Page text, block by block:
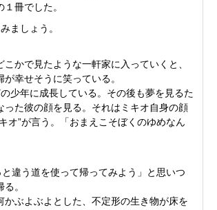
冊でした。
ましょう。
かで見たような一軒家に入っていくと、
幸せそうに笑っている。
少年に成長している。その後も夢を見るた
た彼の顔を見る。それはミキオ自身の顔
オ”が言う。「おまえこそぼくのゆめなん
違う道を使って帰ってみよう」と思いつ
。
ぶよぶよとした、不定形の生き物が床を